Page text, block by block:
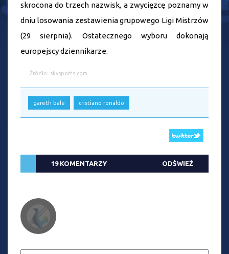
skrocona do trzech nazwisk, a zwycięzcę poznamy w
dniu losowania zestawienia grupowego Ligi Mistrzów
(29 sierpnia). Ostatecznego wyboru dokonają
europejscy dziennikarze.
Źródło: skysports.com
gareth bale cristiano ronaldo
19 KOMENTARZY ODŚWIEŻ